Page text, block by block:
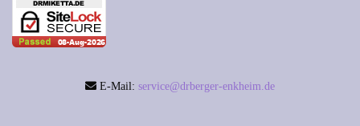
E-Mail: service@drberger-enkheim.de